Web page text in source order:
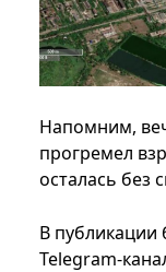
Напомним,
прогремел
осталась без
В
Telegram-